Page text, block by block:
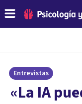
Entrevistas
«La IA